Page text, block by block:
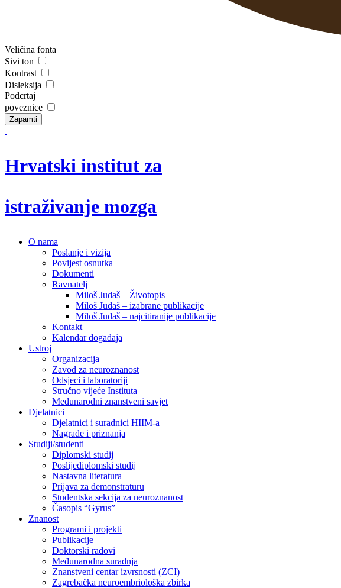
Veličina fonta
Sivi ton
Kontrast
Disleksija
Podcrtaj
poveznice
Zapamti
Hrvatski institut za
istraživanje mozga
O nama
Poslanje i vizija
Povijest osnutka
Dokumenti
Ravnatelj
Miloš Judaš – Životopis
Miloš Judaš – izabrane publikacije
Miloš Judaš – najcitiranije publikacije
Kontakt
Kalendar događaja
Ustroj
Organizacija
Zavod za neuroznanost
Odsjeci i laboratoriji
Stručno vijeće Instituta
Međunarodni znanstveni savjet
Djelatnici
Djelatnici i suradnici HIIM-a
Nagrade i priznanja
Studiji/studenti
Diplomski studij
Poslijediplomski studij
Nastavna literatura
Prijava za demonstraturu
Studentska sekcija za neuroznanost
Časopis “Gyrus”
Znanost
Programi i projekti
Publikacije
Doktorski radovi
Međunarodna suradnja
Znanstveni centar izvrsnosti (ZCI)
Zagrebačka neuroembriološka zbirka